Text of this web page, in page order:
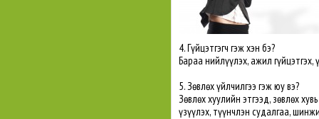
4. Гүйцэтгэгч гэж хэн бэ?
Бараа нийлүүлэх, ажил гүйцэтгэх,
5. Зөвлөх үйлчилгээ гэж юу вэ?
Зөвлөх хуулийн этгээд, зөвлөх
үзүүлэх, түүнчлэн судалгаа,